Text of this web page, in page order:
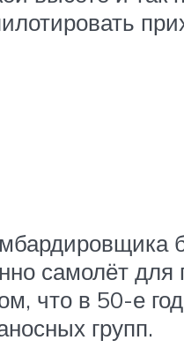
самолёт для
что в 50-е
групп.